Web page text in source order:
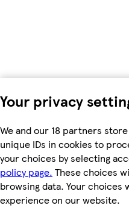
Your privacy
We and our 18 partners
unique IDs in cookies to
your choices by selecting
policy page. These choices
browsing data. Your choices
experience on our website.